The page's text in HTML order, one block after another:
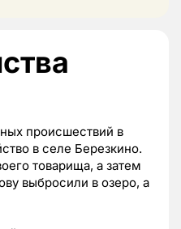
происшествий в
в селе Березкино.
товарища, а затем
выбросили в озеро, а